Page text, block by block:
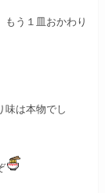
もう１皿おかわり
味は本物でし